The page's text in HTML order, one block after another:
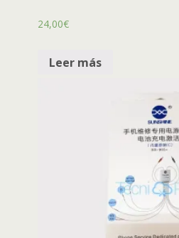
24,00€
Leer más